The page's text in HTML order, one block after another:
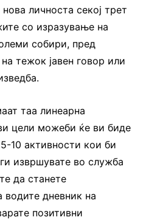
личноста секој трет
со изразување на
собири, пред
тежок јавен говор или
таа линеарна
цели можеби ќе ви биде
10 активности кои би
извршувате во служба
да станете
дневник на
позитивни